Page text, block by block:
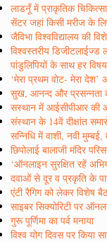
लाडनूँ में प्राकृतिक
सेंटर जहां किसी मरीज के
जैविभा विश्वविद्यालय की
विश्वस्तरीय डिजीटलाईज्ड
पांडुलिपियों के साथ हर
‘मेरा प्रथम वोट- मेरा
सुख, आनन्द और प्रसन्नता का
सस्थान में आईसीपीआर की
संस्थान के 14वें दीक्षांत
सन्निधि में वाशी, नवी
छिपोलाई बालाजी मंदिर
‘ऑनलाइन सुरक्षित रहें
दवाओं से दूर व प्रकृति के
एंटी रैगिग को लेकर विशेष
साइबर सिक्योरिटी पर
गुरू पूर्णिमा का पर्व मनाया
विश्व योग दिवस पर किया